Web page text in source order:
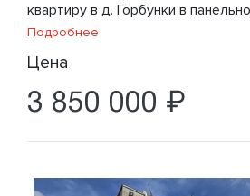
квартиру в д. Горбунки в
Подробнее
Цена
3 850 000 ₽